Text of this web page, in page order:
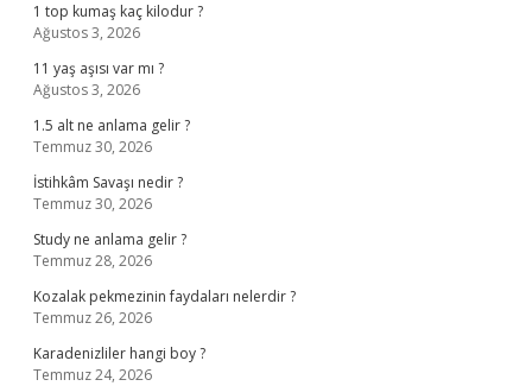
1 top kumaş kaç kilodur ?
Ağustos 3, 2026
11 yaş aşısı var mı ?
Ağustos 3, 2026
1.5 alt ne anlama gelir ?
Temmuz 30, 2026
İstihkâm Savaşı nedir ?
Temmuz 30, 2026
Study ne anlama gelir ?
Temmuz 28, 2026
Kozalak pekmezinin faydaları nelerdir ?
Temmuz 26, 2026
Karadenizliler hangi boy ?
Temmuz 24, 2026